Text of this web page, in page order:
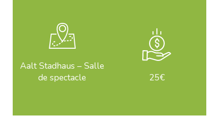
Aalt Stadhaus – Salle
de spectacle
25€